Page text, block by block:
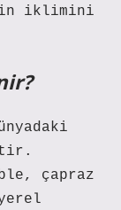
iklimini
çapraz